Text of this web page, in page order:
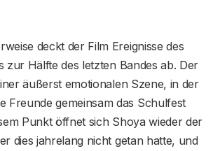
deckt der Film Ereignisse des
zur Hälfte des letzten Bandes ab. Der
äußerst emotionalen Szene, in der
Freunde gemeinsam das Schulfest
Punkt öffnet sich Shoya wieder der
dies jahrelang nicht getan hatte, und